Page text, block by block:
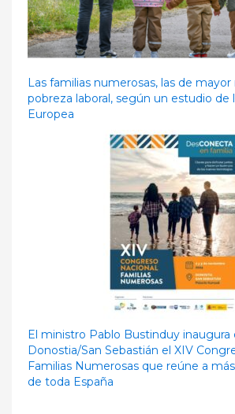
Las familias numerosas, las de mayor
pobreza laboral, según un estudio de
Europea
El ministro Pablo Bustinduy inaugura
Donostia/San Sebastián el XIV
Familias Numerosas que reúne a
de toda España